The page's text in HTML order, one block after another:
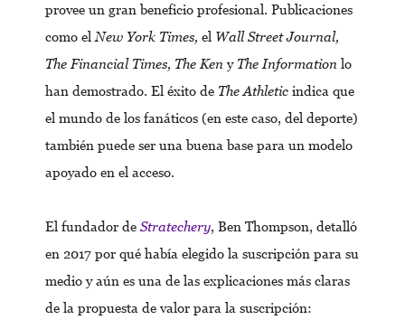
provee un gran beneficio profesional. Publicaciones
como el New York Times, el Wall Street Journal,
The Financial Times, The Keny The Information lo
han demostrado. El éxito de The Athletic indica que
el mundo de los fanáticos (en este caso, del deporte)
también puede ser una buena base para un modelo
apoyado en el acceso.
El fundador de Stratechery, Ben Thompson, detalló
en 2017 por qué había elegido la suscripción para su
medio y aún es una de las explicaciones más claras
de la propuesta de valor para la suscripción: